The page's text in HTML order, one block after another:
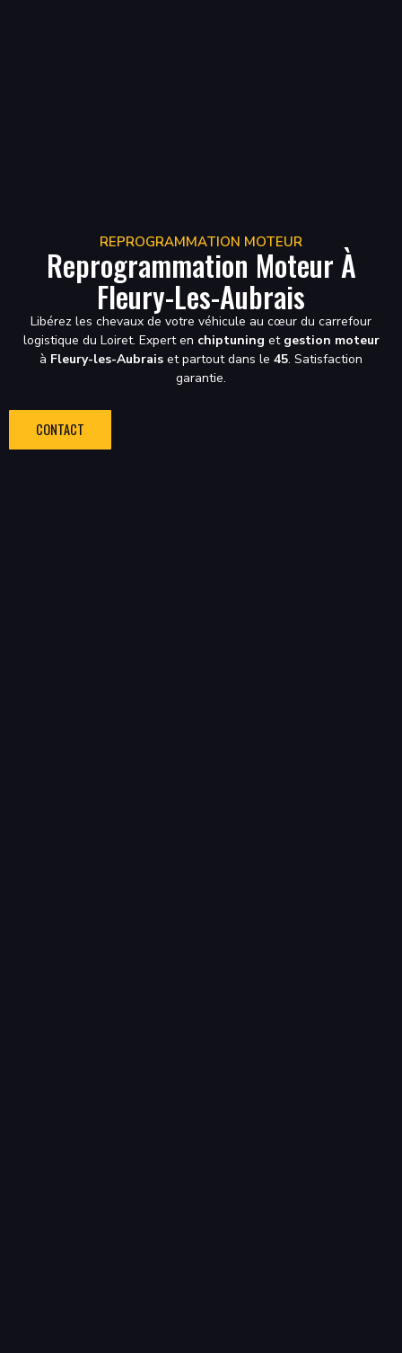
REPROGRAMMATION MOTEUR
Reprogrammation Moteur À
Fleury-Les-Aubrais
Libérez les chevaux de votre véhicule au cœur du carrefour
logistique du Loiret. Expert en chiptuning et gestion moteur
à Fleury-les-Aubrais et partout dans le 45. Satisfaction
garantie.
CONTACT